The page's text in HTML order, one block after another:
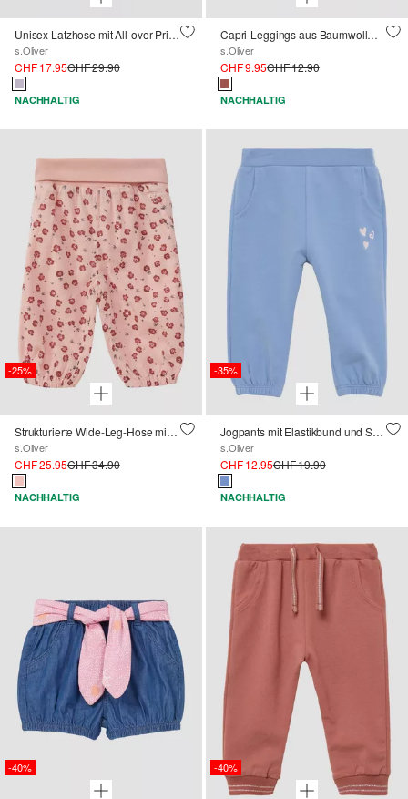
Unisex Latzhose mit All-over-Print aus leichter Sweatware
s.Oliver
CHF 17.95CHF 29.90
NACHHALTIG
Capri-Leggings aus Baumwollmix mit Rüschen
s.Oliver
CHF 9.95CHF 12.90
NACHHALTIG
-25%
Strukturierte Wide-Leg-Hose mit Elastikbund
s.Oliver
CHF 25.95CHF 34.90
NACHHALTIG
-35%
Jogpants mit Elastikbund und Stickerei
s.Oliver
CHF 12.95CHF 19.90
NACHHALTIG
-40% -40%